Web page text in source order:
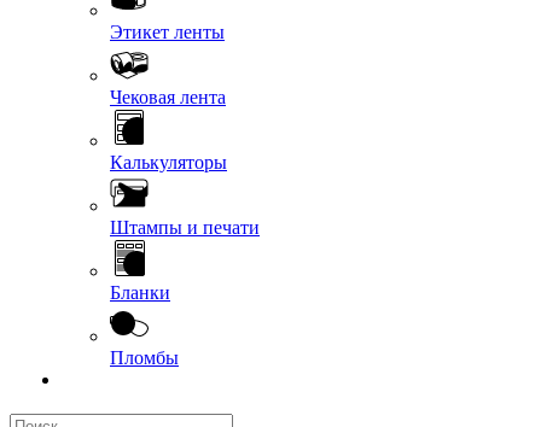
Этикет ленты
Чековая лента
Калькуляторы
Штампы и печати
Бланки
Пломбы